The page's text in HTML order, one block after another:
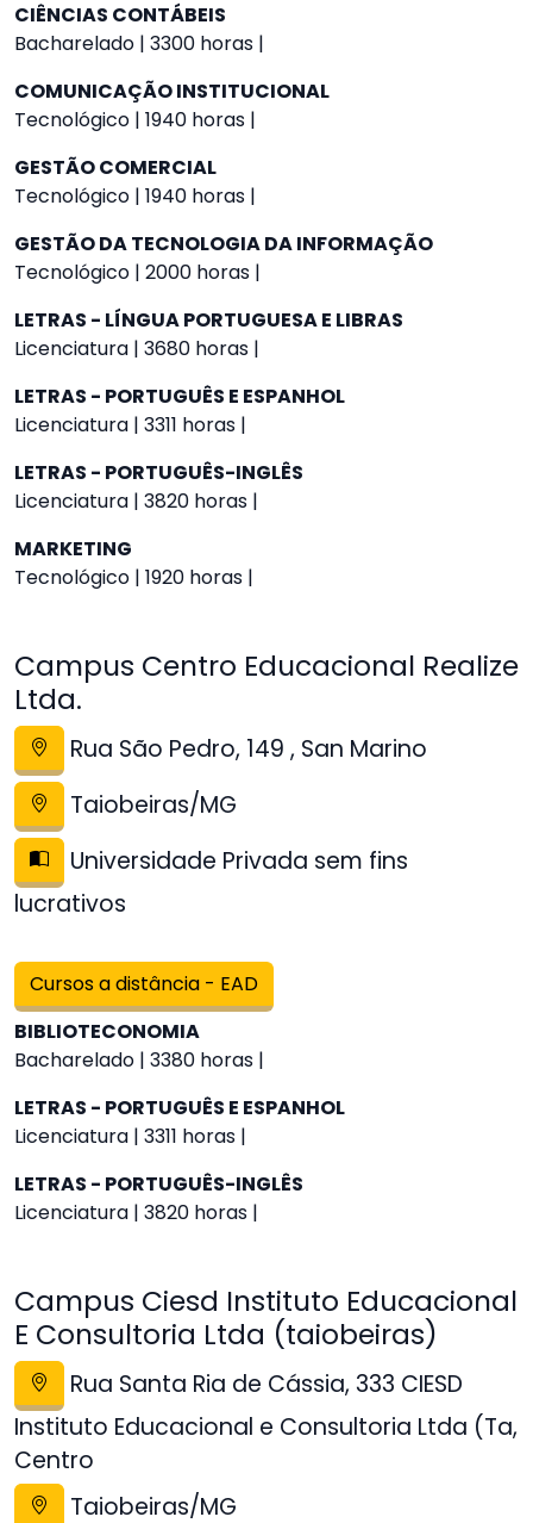
CIÊNCIAS CONTÁBEIS
Bacharelado | 3300 horas |
COMUNICAÇÃO INSTITUCIONAL
Tecnológico | 1940 horas |
GESTÃO COMERCIAL
Tecnológico | 1940 horas |
GESTÃO DA TECNOLOGIA DA INFORMAÇÃO
Tecnológico | 2000 horas |
LETRAS - LÍNGUA PORTUGUESA E LIBRAS
Licenciatura | 3680 horas |
LETRAS - PORTUGUÊS E ESPANHOL
Licenciatura | 3311 horas |
LETRAS - PORTUGUÊS-INGLÊS
Licenciatura | 3820 horas |
MARKETING
Tecnológico | 1920 horas |
Campus Centro Educacional Realize
Ltda.
Rua São Pedro, 149 , San Marino
Taiobeiras/MG
Universidade Privada sem fins
lucrativos
Cursos a distância - EAD
BIBLIOTECONOMIA
Bacharelado | 3380 horas |
LETRAS - PORTUGUÊS E ESPANHOL
Licenciatura | 3311 horas |
LETRAS - PORTUGUÊS-INGLÊS
Licenciatura | 3820 horas |
Campus Ciesd Instituto Educacional
E Consultoria Ltda (taiobeiras)
Rua Santa Ria de Cássia, 333 CIESD
Instituto Educacional e Consultoria Ltda (Ta,
Centro
Taiobeiras/MG